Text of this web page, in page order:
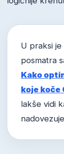
U praksi
posmatra
Kako
koje
lakše vidi